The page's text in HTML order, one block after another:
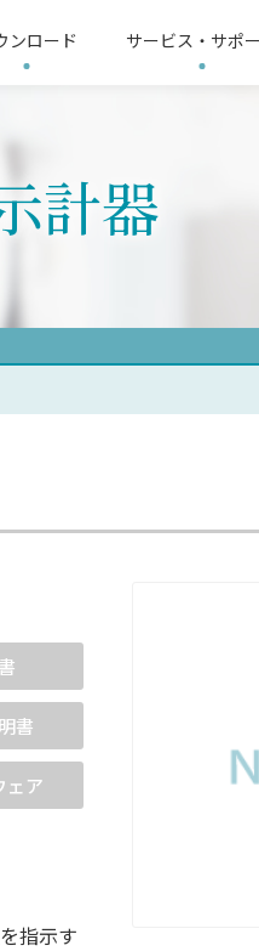
ソリューション
製造業界
ンロード
温度調整器
記録計 計器用
サービス・サポ
無線機推奨機器
会社概要
計器
書
ェア
指示す